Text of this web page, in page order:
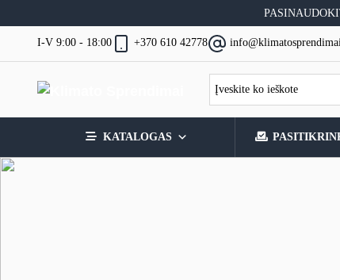
to
I-V 9:00 - 18:00 +370 610 42778
KATALOGAS